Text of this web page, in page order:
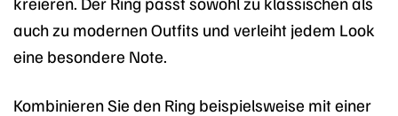
auch zu modernen Outfits und verleiht jedem Look
eine besondere Note.
Kombinieren Sie den Ring beispielsweise mit einer